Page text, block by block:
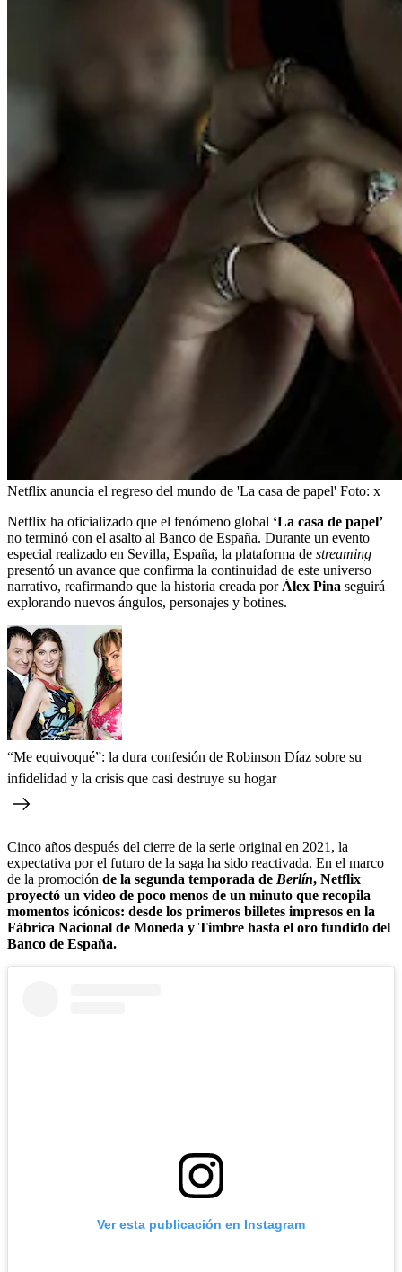
Netflix anuncia el regreso del mundo de 'La casa de papel' Foto: x
Netflix ha oficializado que el fenómeno global ‘La casa de papel’
no terminó con el asalto al Banco de España. Durante un evento
especial realizado en Sevilla, España, la plataforma de streaming
presentó un avance que confirma la continuidad de este universo
narrativo, reafirmando que la historia creada porÁlex Pina seguirá
explorando nuevos ángulos, personajes y botines.
“Me equivoqué”: la dura confesión de Robinson Díaz sobre su
infidelidad y la crisis que casi destruye su hogar
Cinco años después del cierre de la serie original en 2021, la
expectativa por el futuro de la saga ha sido reactivada. En el marco
de la promoción de la segunda temporada de Berlín, Netflix
proyectó un video de poco menos de un minuto que recopila
momentos icónicos: desde los primeros billetes impresos en la
Fábrica Nacional de Moneda y Timbre hasta el oro fundido del
Banco de España.
Ver esta publicación en Instagram